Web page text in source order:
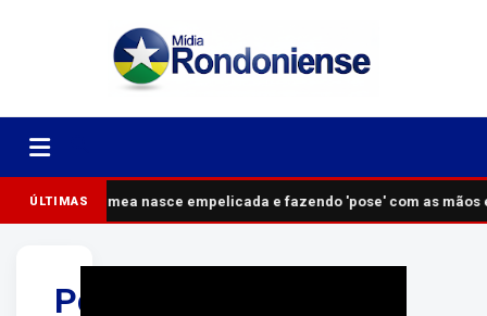
ÚLTIMASGêmea nasce empelicada e fazendo 'pose' com as
Polícia